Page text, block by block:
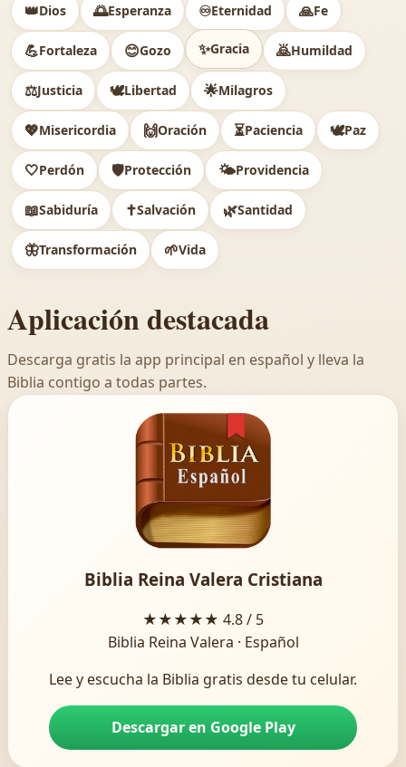
👑Dios 🌅Esperanza ♾️Eternidad 🙏Fe
💪Fortaleza 😊Gozo ✨Gracia 🙇Humildad
⚖️Justicia 🕊Libertad 🌟Milagros
💖Misericordia 🙌Oración ⏳Paciencia 🕊️Paz
🤍Perdón 🛡️Protección 🌤️Providencia
📖Sabiduría ✝️Salvación 🌿Santidad
🦋Transformación 🌱Vida
Aplicación destacada
Descarga gratis la app principal en español y lleva la
Biblia contigo a todas partes.
Biblia Reina Valera Cristiana
★★★★★ 4.8 / 5
Biblia Reina Valera · Español
Lee y escucha la Biblia gratis desde tu celular.
Descargar en Google Play